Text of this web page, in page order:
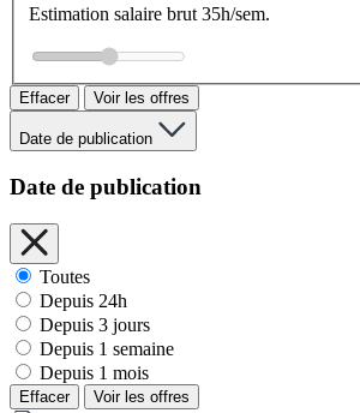
Estimation salaire brut 35h/sem.
Effacer Voir les offres
Date de publication
Date de publication
Toutes
Depuis 24h
Depuis 3 jours
Depuis 1 semaine
Depuis 1 mois
Effacer Voir les offres